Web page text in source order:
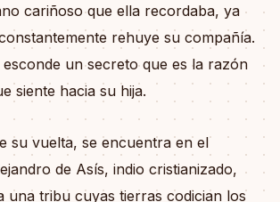
cariñoso que ella recordaba, ya
rehuye su compañía.
esconde un secreto que es la razón
siente hacia su hija.
su vuelta, se encuentra en el
de Asís, indio cristianizado,
una tribu cuyas tierras codician los